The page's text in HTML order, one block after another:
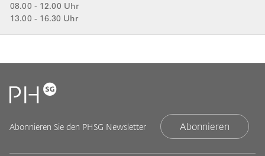
08.00 - 12.00 Uhr
13.00 - 16.30 Uhr
Abonnieren Sie den PHSG Newsletter Abonnieren